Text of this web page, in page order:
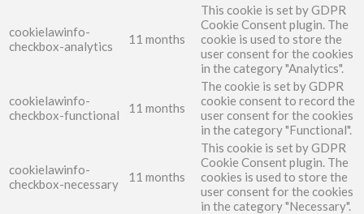
cookielawinfo-
checkbox-analytics
11 months
This cookie is set by GDPR
Cookie Consent plugin. The
cookie is used to store the
user consent for the cookies
in the category "Analytics".
cookielawinfo-
checkbox-functional
11 months
The cookie is set by GDPR
cookie consent to record the
user consent for the cookies
in the category "Functional".
cookielawinfo-
checkbox-necessary
11 months
This cookie is set by GDPR
Cookie Consent plugin. The
cookies is used to store the
user consent for the cookies
in the category "Necessary".